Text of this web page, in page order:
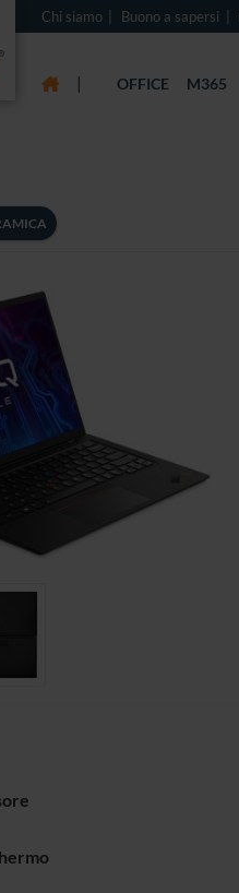
Chi siamo Buono a sapersi
| OFFICE M365